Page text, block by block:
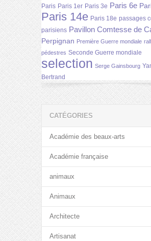
Paris Paris 1er Paris 3e Paris 6e
Paris 14e Paris 18e passages
parisiens Pavillon Comtesse de
Perpignan Première Guerre mondiale
pédestres Seconde Guerre mondiale
selection Serge Gainsbourg
Bertrand
CATÉGORIES
Académie des beaux-arts
Académie française
animaux
Animaux
Architecte
Artisanat